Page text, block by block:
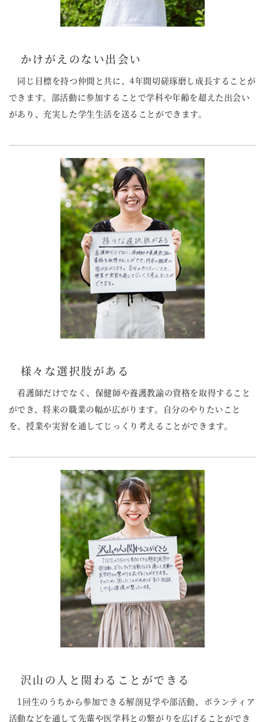
かけがえのない出会い
同じ目標を持つ仲間と共に、4年間切磋琢磨し成長することが
できます。部活動に参加することで学科や年齢を超えた出会い
があり、充実した学生生活を送ることができます。
様々な選択肢がある
看護師だけでなく、保健師や養護教諭の資格を取得すること
ができ、将来の職業の幅が広がります。自分のやりたいこと
を、授業や実習を通してじっくり考えることができます。
沢山の人と関わることができる
1回生のうちから参加できる解剖見学や部活動、ボランティア
活動などを通して先輩や医学科との繋がりを広げることができ